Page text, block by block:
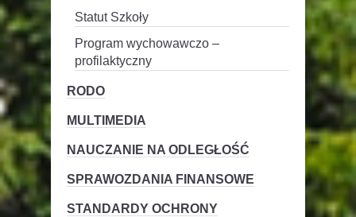
Statut Szkoły
Program wychowawczo –
profilaktyczny
RODO
MULTIMEDIA
NAUCZANIE NA ODLEGŁOŚĆ
SPRAWOZDANIA FINANSOWE
STANDARDY OCHRONY